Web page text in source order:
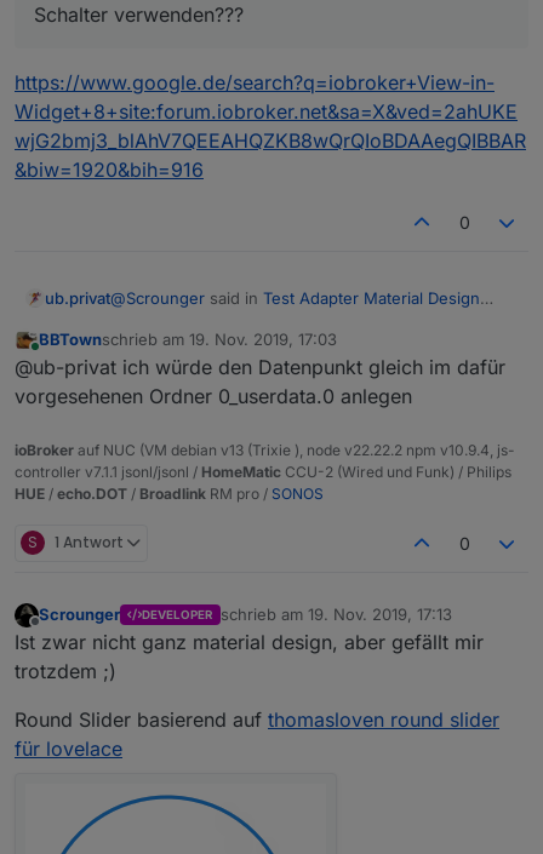
Widgets v0.1.x:
Hmmm. Ich hab leider das Problem immer
noch.
Die Safari Browser auf mac IPhone und iPad
sowie die iOS App stellen das Menu zwar dar,
Auf dem Mac mit Chrome als Browser geht es
wiederum.
Aktuellen master branch ziehen, da ist das Problem
Version im latest veröffentlichen.
hier einfach einen Datenpunkt erzeugen und als
Schalter verwenden???
https://www.google.de/search?q=iobroker+View-in-
Widget+8+site:forum.iobroker.net&sa=X&ved=2ahUKE
wjG2bmj3_blAhV7QEEAHQZKB8wQrQIoBDAAegQIBBAR
&biw=1920&bih=916
0
ub.privat@Scrounger said in Test Adapter Material Design
Schalter muss angeben werden, ein Datenpunkt
vom Typ Zahl, sonst funktioniert das nicht
korrekt, siehe Screenshot von@sigi234
Habe ich schon verstanden - nur nicht WO und
Irgend einer wird wohl verkehrt sein???
hier einfach einen Datenpunkt erzeugen und als
Online
BBTownschrieb am 19. Nov. 2019, 17:03
zuletzt editiert von
@ub-privat ich würde den Datenpunkt gleich im dafür
vorgesehenen Ordner 0_userdata.0 anlegen
ioBroker auf NUC (VM debian v13 (Trixie ), node v22.22.2 npm v10.9.4, js-
controller v7.1.1 jsonl/jsonl / HomeMatic CCU-2 (Wired und Funk) / Philips
HUE / echo.DOT / Broadlink RM pro / SONOS
S 1 Antwort 0
Scrounger DEVELOPER schrieb am 19. Nov. 2019, 17:13
zuletzt editiert von
Ist zwar nicht ganz material design, aber gefällt mir
trotzdem ;)
Round Slider basierend auf thomasloven round slider
für lovelace